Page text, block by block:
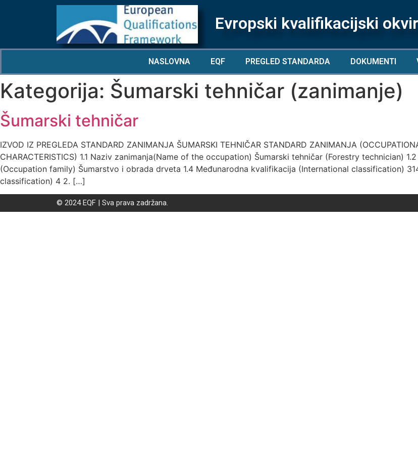
Evropski kvalifikacijski
NASLOVNA EQF PREGLED STANDARDA DOKUMENTI
Kategorija: Šumarski tehničar (zanimanje)
Šumarski tehničar
IZVOD IZ PREGLEDA STANDARD ZANIMANJA ŠUMARSKI TEHNIČAR STANDARD ZANIMANJA
CHARACTERISTICS) 1.1 Naziv zanimanja(Name of the occupation) Šumarski tehničar (Forestry technician)
(Occupation family) Šumarstvo i obrada drveta 1.4 Međunarodna kvalifikacija (International classification)
classification) 4 2. […]
© 2024 EQF | Sva prava zadržana.